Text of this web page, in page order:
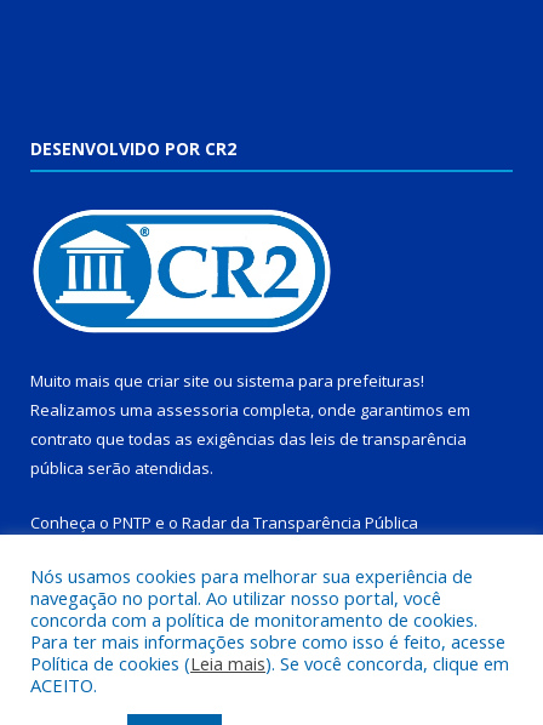
DESENVOLVIDO POR CR2
Muito mais que criar site ou sistema para prefeituras!
Realizamos uma assessoria completa, onde garantimos em
contrato que todas as exigências das leis de transparência
pública serão atendidas.
Conheça o PNTP e o Radar da Transparência Pública
Todos os direitos reservados a Prefeitura Municipal de Tucuruí-
PA.
Nós usamos cookies para melhorar sua experiência de
navegação no portal. Ao utilizar nosso portal, você
concorda com a política de monitoramento de cookies.
Para ter mais informações sobre como isso é feito, acesse
Política de cookies (Leia mais). Se você concorda, clique em
ACEITO.